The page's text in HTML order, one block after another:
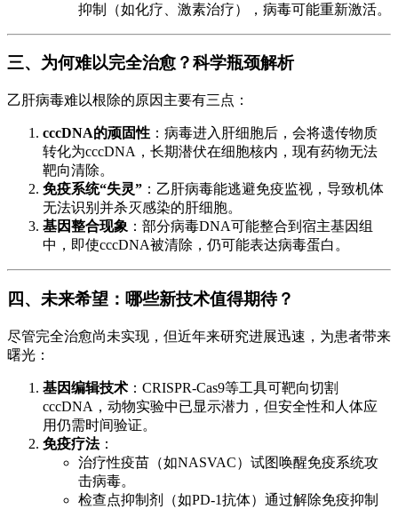
抑制（如化疗、激素治疗），病毒可能重新激活。
三、为何难以完全治愈？科学瓶颈解析
乙肝病毒难以根除的原因主要有三点：
cccDNA的顽固性 ：病毒进入肝细胞后，会将遗传物质
转化为cccDNA，长期潜伏在细胞核内，现有药物无法
靶向清除。
免疫系统“失灵” ：乙肝病毒能逃避免疫监视，导致机体
无法识别并杀灭感染的肝细胞。
基因整合现象 ：部分病毒DNA可能整合到宿主基因组
中，即使cccDNA被清除，仍可能表达病毒蛋白。
四、未来希望：哪些新技术值得期待？
尽管完全治愈尚未实现，但近年来研究进展迅速，为患者带来
曙光：
基因编辑技术 ：CRISPR-Cas9等工具可靶向切割
cccDNA，动物实验中已显示潜力，但安全性和人体应
用仍需时间验证。
免疫疗法：
治疗性疫苗（如NASVAC）试图唤醒免疫系统攻
击病毒。
检查点抑制剂（如PD-1抗体）通过解除免疫抑制